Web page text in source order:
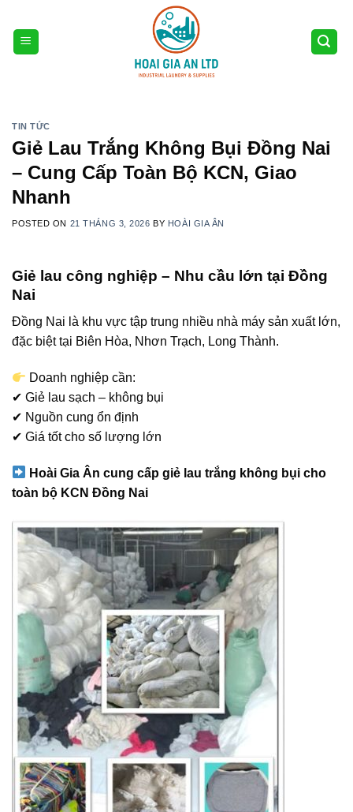
content
TIN TỨC
Giẻ Lau Trắng Không Bụi Đồng Nai
– Cung Cấp Toàn Bộ KCN, Giao
Nhanh
POSTED ON 21 THÁNG 3, 2026 BY HOÀI GIA ÂN
Giẻ lau công nghiệp – Nhu cầu lớn tại Đồng
Nai
Đồng Nai là khu vực tập trung nhiều nhà máy sản xuất lớn,
đặc biệt tại Biên Hòa, Nhơn Trạch, Long Thành.
Doanh nghiệp cần:
✔ Giẻ lau sạch – không bụi
✔ Nguồn cung ổn định
✔ Giá tốt cho số lượng lớn
Hoài Gia Ân cung cấp giẻ lau trắng không bụi cho
toàn bộ KCN Đồng Nai